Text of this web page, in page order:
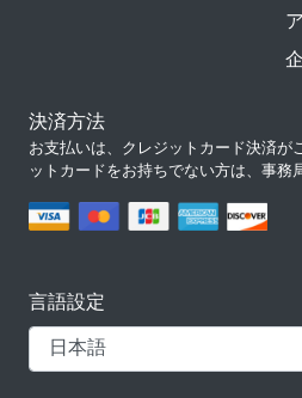
決済方法
お支払いは、クレジットカード決済が
ットカードをお持ちでない方は、事務
言語設定